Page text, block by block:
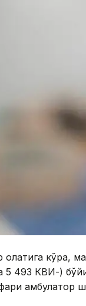
ҳолатига кўра,
5 493 КВИ-)
амбулатор